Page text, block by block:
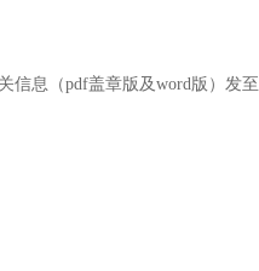
信息（pdf盖章版及word版） 发至